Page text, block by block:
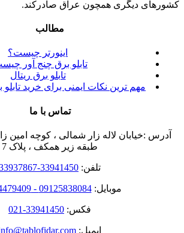
کشورهای دیگری همچون عراق صادرکند.
مطالب
اینورتر چیست؟
تابلو برق چنج آور
تابلو برق ریتال
مهم ترین نکات ایمنی برای خرید تابلو
تماس با ما
آدرس :خیابان لاله زار شمالی ، کوچه امین
طبقه زیر همکف ، پلاک 7
تلفن: 33941450-33937867
موبایل:09125838084 - 09124479409
فکس: 33941450-021
ایمیل: